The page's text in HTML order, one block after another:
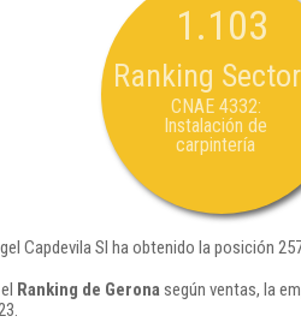
1.103
Ranking
CNAE 4332:
Instalación de
carpintería
Capdevila Sl ha obtenido la posición
Ranking de Gerona según ventas, la